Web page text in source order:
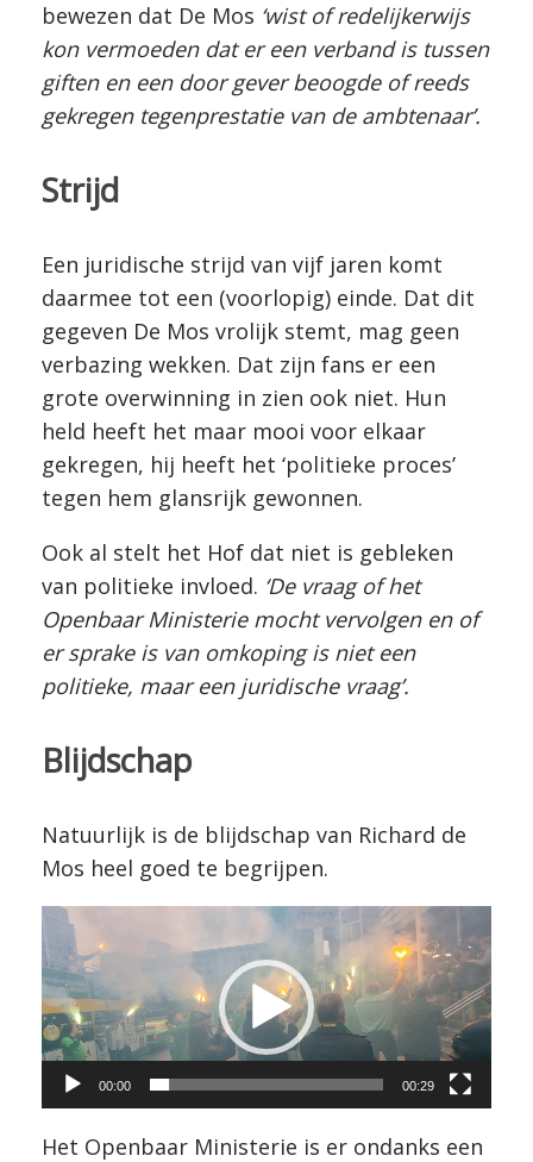
bewezen dat De Mos ‘wist of redelijkerwijs
kon vermoeden dat er een verband is tussen
giften en een door gever beoogde of reeds
gekregen tegenprestatie van de ambtenaar’.
Strijd
Een juridische strijd van vijf jaren komt
daarmee tot een (voorlopig) einde. Dat dit
gegeven De Mos vrolijk stemt, mag geen
verbazing wekken. Dat zijn fans er een
grote overwinning in zien ook niet. Hun
held heeft het maar mooi voor elkaar
gekregen, hij heeft het ‘politieke proces’
tegen hem glansrijk gewonnen.
Ook al stelt het Hof dat niet is gebleken
van politieke invloed. ‘De vraag of het
Openbaar Ministerie mocht vervolgen en of
er sprake is van omkoping is niet een
politieke, maar een juridische vraag’.
Blijdschap
Natuurlijk is de blijdschap van Richard de
Mos heel goed te begrijpen.
Videospeler
00:00 00:29
Het Openbaar Ministerie is er ondanks een